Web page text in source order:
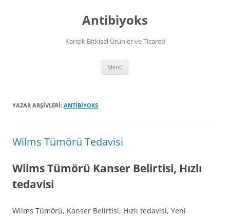
Antibiyoks
Karışık Bitkisel Ürünler ve Ticareti
Menü
YAZAR ARŞIVLERI: ANTIBIYOKS
Wilms Tümörü Tedavisi
Wilms Tümörü Kanser Belirtisi, Hızlı
tedavisi
Wilms Tümörü, Kanser Belirtisi, Hızlı tedavisi, Yeni